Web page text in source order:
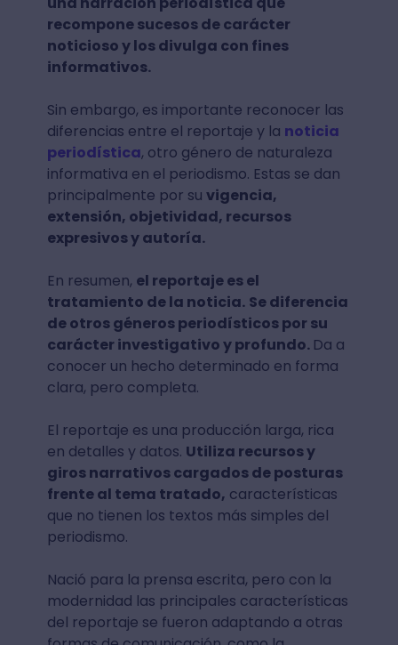
recompone sucesos de carácter
noticioso y los divulga con fines
informativos.
Sin embargo, es importante reconocer las
diferencias entre el reportaje y la noticia
periodística, otro género de naturaleza
informativa en el periodismo. Estas se dan
principalmente por su vigencia,
extensión, objetividad, recursos
expresivos y autoría.
En resumen, el reportaje es el
tratamiento de la noticia. Se diferencia
de otros géneros periodísticos por su
carácter investigativo y profundo. Da a
conocer un hecho determinado en forma
clara, pero completa.
El reportaje es una producción larga, rica
en detalles y datos. Utiliza recursos y
giros narrativos cargados de posturas
frente al tema tratado, características
que no tienen los textos más simples del
periodismo.
Nació para la prensa escrita, pero con la
modernidad las principales características
del reportaje se fueron adaptando a otras